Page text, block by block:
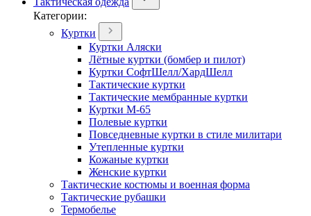
Категории:
Куртки
Куртки Аляски
Лётные куртки (бомбер и пилот)
Куртки СофтШелл/ХардШелл
Тактические куртки
Тактические мембранные куртки
Куртки М-65
Полевые куртки
Повседневные куртки в стиле милитари
Утепленные куртки
Кожаные куртки
Женские куртки
Тактические костюмы и военная форма
Тактические рубашки
Термобелье